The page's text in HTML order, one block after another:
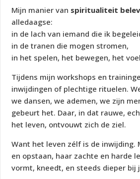
Mijn manier van spiritualiteit
alledaagse:
in de lach van iemand die ik
in de tranen die mogen stromen,
in het spelen, het bewegen, het
Tijdens mijn workshops en
inwijdingen of plechtige rituelen.
we dansen, we ademen, we zijn
gebeurt het. Daar, in dat rauwe,
het leven, ontvouwt zich de ziel.
Want het leven zélf is de inwijding.
en opstaan, haar zachte en harde
vormt, kneedt, en steeds dieper bij